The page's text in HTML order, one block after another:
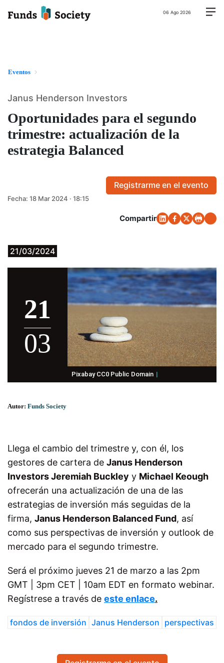
06 Ago 2026
Eventos
Oportunidades para el segundo
trimestre: actualización de la
estrategia Balanced
Janus Henderson Investors
Registrarme en el evento
Fecha: 18 Mar 2024 · 18:15
Compartir
21/03/2024
21
03
Pixabay CC0 Public Domain
Autor: Funds Society
Llega el cambio del trimestre y, con él, los
gestores de cartera de Janus Henderson
Investors Jeremiah Buckley y Michael Keough
ofrecerán una actualización de una de las
estrategias de inversión más seguidas de la
firma, Janus Henderson Balanced Fund, así
como sus perspectivas de inversión y outlook de
mercado para el segundo trimestre.
Será el próximo jueves 21 de marzo a las 2pm
GMT | 3pm CET | 10am EDT en formato webinar.
Regístrese a través de este enlace.
fondos de inversión Janus Henderson perspectivas